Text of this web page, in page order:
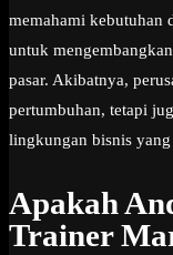
memahami kebutuhan
untuk
pasar. Akibatnya,
pertumbuhan, tetapi
lingkungan bisnis
Apakah
Trainer